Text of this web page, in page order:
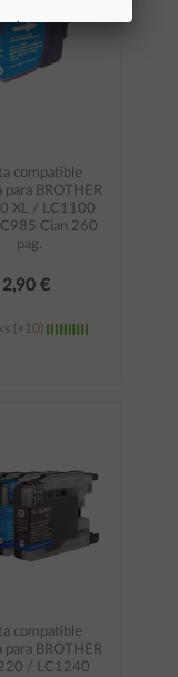
compatible
para BROTHER
XL / LC1100
Cian 260
pag.
2,90 €
(+10)
compatible
para BROTHER
/ LC1240
aviso